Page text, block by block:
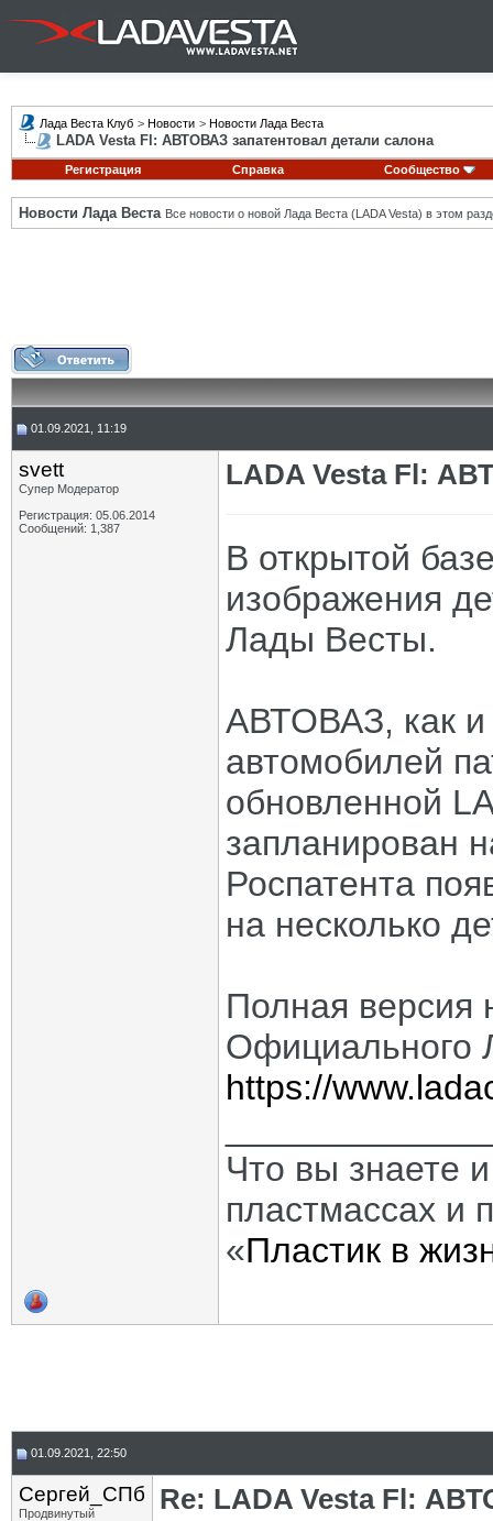
Лада Веста Клуб > Новости > Новости Лада Веста
LADA Vesta Fl: АВТОВАЗ запатентовал детали салона
Регистрация Справка Сообщество
Новости Лада Веста Все новости о новой Лада Веста (LADA Vesta) в этом
01.09.2021, 11:19
svett
Супер Модератор
Регистрация: 05.06.2014
Сообщений: 1,387
LADA Vesta Fl:
В открытой
изображения
Лады Весты.
АВТОВАЗ, как и
автомобилей
обновленной
запланирован
Роспатента
на несколько
Полная версия
Официального
https://
Что вы знаете
пластмассах и
«Пластик в
01.09.2021, 22:50
Сергей_СПб
Продвинутый
Re: LADA Vesta Fl: